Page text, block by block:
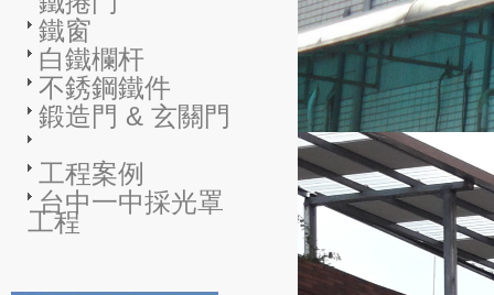
鐵窗
白鐵欄杆
不銹鋼鐵件
鍛造門 & 玄關門
工程案例
台中一中採光罩
工程